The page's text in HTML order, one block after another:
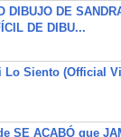
DIBUJO DE
DE DIBU...
Lo Siento (Official
SE ACABÓ que